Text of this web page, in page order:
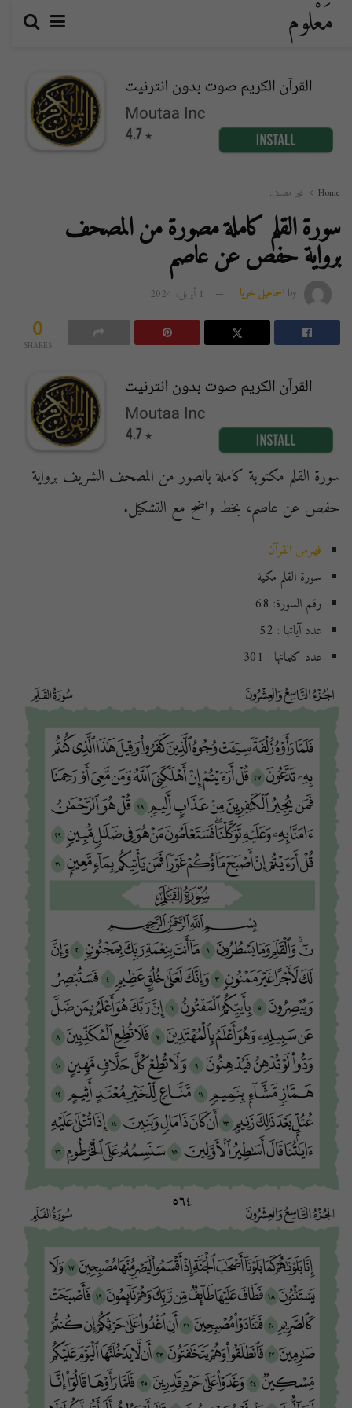
مَعْلوم
Home غير مصنف
سورة القلم كاملة مصورة من المصحف
برواية حفص عن عاصم
by اسماعيل خويا 1 أبريل، 2024
0
SHARES
سورة القلم مكتوبة كاملة بالصور من المصحف الشريف برواية
حفص عن عاصم، بخط واضح مع التشكيل.
فهرس القرآن
سورة القلم مكية
رقم السورة: 68
عدد آياتها : 52
عدد كلماتها : 301